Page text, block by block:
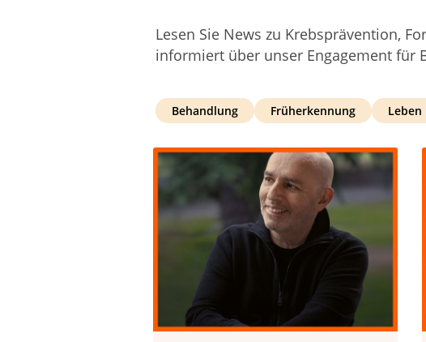
Lesen Sie News zu Krebsprävention,
informiert über unser Engagement für
Behandlung Früherkennung Leben